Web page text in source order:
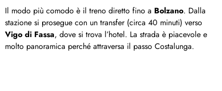
Il modo più comodo è il treno diretto fino a Bolzano. Dalla
stazione si prosegue con un transfer (circa 40 minuti) verso
Vigo di Fassa, dove si trova l’hotel. La strada è piacevole e
molto panoramica perché attraversa il passo Costalunga.